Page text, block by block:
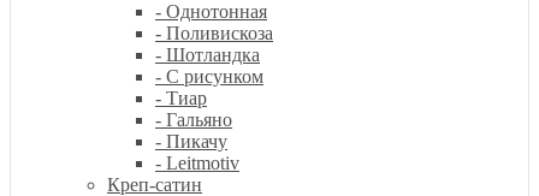
- Однотонная
- Поливискоза
- Шотландка
- С рисунком
- Тиар
- Гальяно
- Пикачу
- Leitmotiv
Креп-сатин